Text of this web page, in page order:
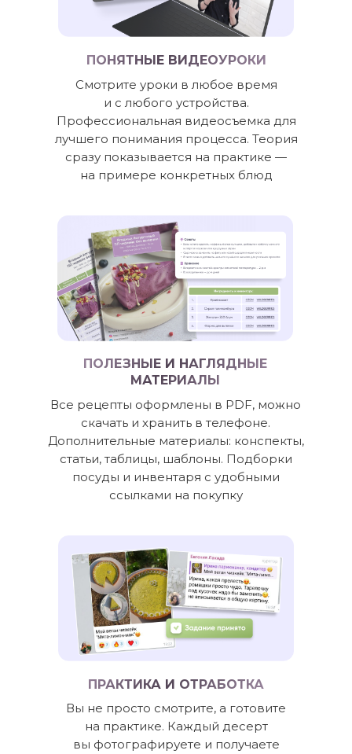
ПОЛЕЗНЫЕ И НАГЛЯДНЫЕ
МАТЕРИАЛЫ
Все рецепты оформлены в PDF, можно
скачать и хранить в телефоне.
Дополнительные материалы: конспекты,
статьи, таблицы, шаблоны. Подборки
посуды и инвентаря с удобными
ссылками на покупку
ПРАКТИКА И ОТРАБОТКА
Вы не просто смотрите, а готовите
на практике. Каждый десерт
вы фотографируете и получаете
ПОНЯТНЫЕ ВИДЕОУРОКИ
Смотрите уроки в любое время
и с любого устройства.
Профессиональная видеосъемка для
лучшего понимания процесса. Теория
сразу показывается на практике —
на примере конкретных блюд